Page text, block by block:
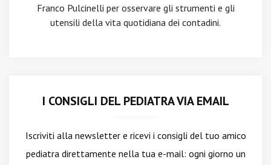
Franco Pulcinelli per osservare gli strumenti e gli
utensili della vita quotidiana dei contadini.
I CONSIGLI DEL PEDIATRA VIA EMAIL
Iscriviti alla newslettere ricevi i consigli del tuo amico
pediatra direttamente nella tua e-mail: ogni giorno un